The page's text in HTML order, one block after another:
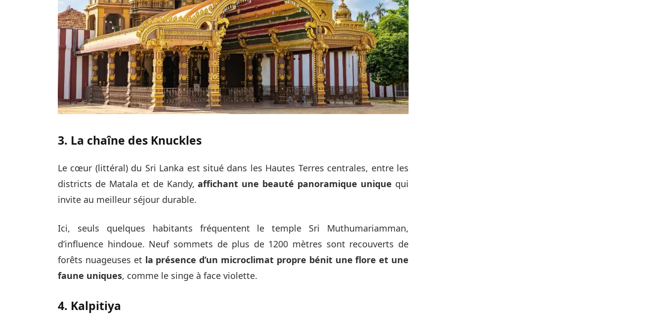
3. La chaîne des Knuckles
Le cœur (littéral) du Sri Lanka est situé dans les Hautes Terres centrales, entre les
districts de Matala et de Kandy,affichant une beauté panoramique unique qui
invite au meilleur séjour durable.
Ici, seuls quelques habitants fréquentent le temple Sri Muthumariamman,
d’influence hindoue. Neuf sommets de plus de 1200 mètres sont recouverts de
forêts nuageuses et la présence d’un microclimat propre bénit une flore et une
faune uniques, comme le singe à face violette.
4. Kalpitiya